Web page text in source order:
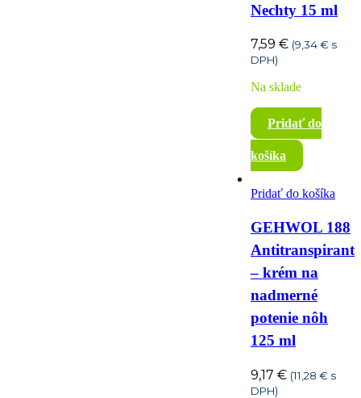
Nechty 15 ml
7,59 € (9,34€ s
DPH)
Na sklade
Pridať do
košíka
Pridať do košíka
GEHWOL 188
Antitranspirant
– krém na
nadmerné
potenie nôh
125 ml
9,17 € (11,28 € s
DPH)